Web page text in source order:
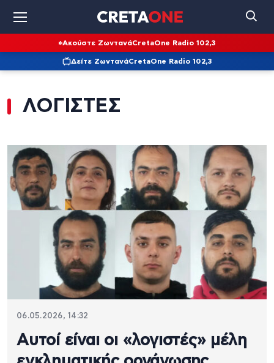
Ακούστε ΖωντανάCretaOne Radio 102,3
Δείτε ΖωντανάCretaOne Radio 102,3
ΛΟΓΙΣΤΕΣ
06.05.2026, 14:32
Αυτοί είναι οι «λογιστές» μέλη